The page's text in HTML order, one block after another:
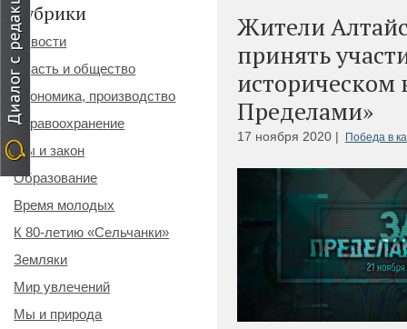
Жители
принять
историческом
Пределами»
17 ноября 2020 | Победа в
Рубрики
Новости
Власть и общество
Экономика, производство
Здравоохранение
Мы и закон
Образование
Время молодых
К 80-летию «Сельчанки»
Земляки
Мир увлечений
Мы и природа